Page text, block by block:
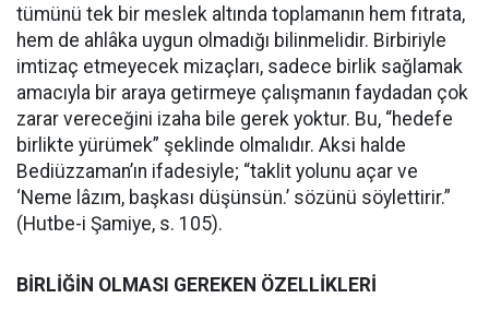
tümünü tek bir meslek altında toplamanın hem fıtrata,
hem de ahlâka uygun olmadığı bilinmelidir. Birbiriyle
imtizaç etmeyecek mizaçları, sadece birlik sağlamak
amacıyla bir araya getirmeye çalışmanın faydadan çok
zarar vereceğini izaha bile gerek yoktur. Bu, “hedefe
birlikte yürümek” şeklinde olmalıdır. Aksi halde
Bediüzzaman’ın ifadesiyle; “taklit yolunu açar ve
‘Neme lâzım, başkası düşünsün.’ sözünü söylettirir.”
(Hutbe-i Şamiye, s. 105).
BİRLİĞİN OLMASI GEREKEN ÖZELLİKLERİ